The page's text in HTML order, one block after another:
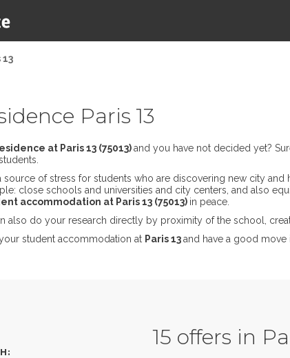
13
Paris 13
at Paris 13 (75013)and you have not decided yet?
source of stress for students who are discovering new city
close schools and universities and city centers, and also
accommodation at Paris 13 (75013) in peace.
also do your research directly by proximity of the school,
student accommodation at Paris 13and have a good move
15 offers in